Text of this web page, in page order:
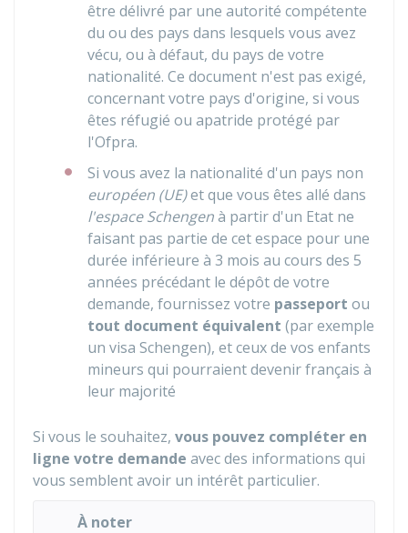
être délivré par une autorité compétente
du ou des pays dans lesquels vous avez
vécu, ou à défaut, du pays de votre
nationalité. Ce document n'est pas exigé,
concernant votre pays d'origine, si vous
êtes réfugié ou apatride protégé par
l'Ofpra.
Si vous avez la nationalité d'un pays non
européen (UE)et que vous êtes allé dans
l'espace Schengenà partir d'un Etat ne
faisant pas partie de cet espace pour une
durée inférieure à 3 mois au cours des 5
années précédant le dépôt de votre
demande, fournissez votre passeport ou
tout document équivalent (par exemple
un visa Schengen), et ceux de vos enfants
mineurs qui pourraient devenir français à
leur majorité
Si vous le souhaitez, vous pouvez compléter en
ligne votre demande avec des informations qui
vous semblent avoir un intérêt particulier.
À noter